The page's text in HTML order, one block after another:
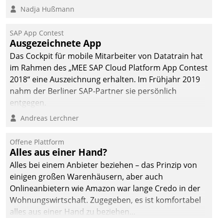
Nadja Hußmann
SAP App Contest
Ausgezeichnete App
Das Cockpit für mobile Mitarbeiter von Datatrain hat
im Rahmen des „MEE SAP Cloud Platform App Contest
2018“ eine Auszeichnung erhalten. Im Frühjahr 2019
nahm der Berliner SAP-Partner sie persönlich
entgegen.
Andreas Lerchner
Offene Plattform
Alles aus einer Hand?
Alles bei einem Anbieter beziehen – das Prinzip von
einigen großen Warenhäusern, aber auch
Onlineanbietern wie Amazon war lange Credo in der
Wohnungswirtschaft. Zugegeben, es ist komfortabel
alles aus einer Hand zu beziehen...